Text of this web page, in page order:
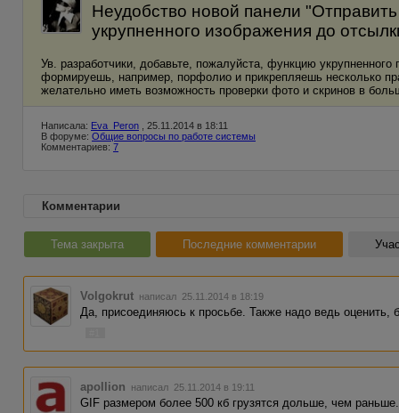
Неудобство новой панели
укрупненного изображения до
Ув. разработчики, добавьте, пожалуйста, функцию
формируешь, например, порфолио и прикрепляешь несколько
желательно иметь возможность проверки фото и скринов в
Написала: Eva_Peron , 25.11.2014 в 18:11
В форуме: Общие вопросы по работе системы
Комментариев: 7
Комментарии
Тема закрыта Последние комментарии
Volgokrut написал 25.11.2014 в 18:19
Да, присоединяюсь к просьбе. Также надо ведь оценить,
apollion написал 25.11.2014 в 19:11
GIF размером более 500 кб грузятся дольше, чем раньше.